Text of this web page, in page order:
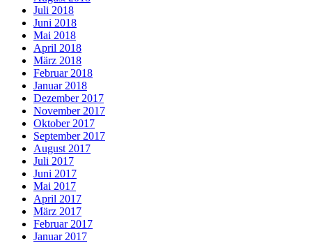
Juli 2018
Juni 2018
Mai 2018
April 2018
März 2018
Februar 2018
Januar 2018
Dezember 2017
November 2017
Oktober 2017
September 2017
August 2017
Juli 2017
Juni 2017
Mai 2017
April 2017
März 2017
Februar 2017
Januar 2017